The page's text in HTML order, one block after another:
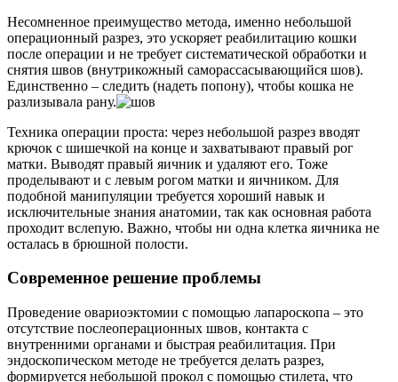
Несомненное преимущество метода, именно небольшой
операционный разрез, это ускоряет реабилитацию кошки
после операции и не требует систематической обработки и
снятия швов (внутрикожный саморассасывающийся шов).
Единственно – следить (надеть попону), чтобы кошка не
разлизывала рану.
Техника операции проста: через небольшой разрез вводят
крючок с шишечкой на конце и захватывают правый рог
матки. Выводят правый яичник и удаляют его. Тоже
проделывают и с левым рогом матки и яичником. Для
подобной манипуляции требуется хороший навык и
исключительные знания анатомии, так как основная работа
проходит вслепую. Важно, чтобы ни одна клетка яичника не
осталась в брюшной полости.
Современное решение проблемы
Проведение овариоэктомии с помощью лапароскопа – это
отсутствие послеоперационных швов, контакта с
внутренними органами и быстрая реабилитация. При
эндоскопическом методе не требуется делать разрез,
формируется небольшой прокол с помощью стилета, что